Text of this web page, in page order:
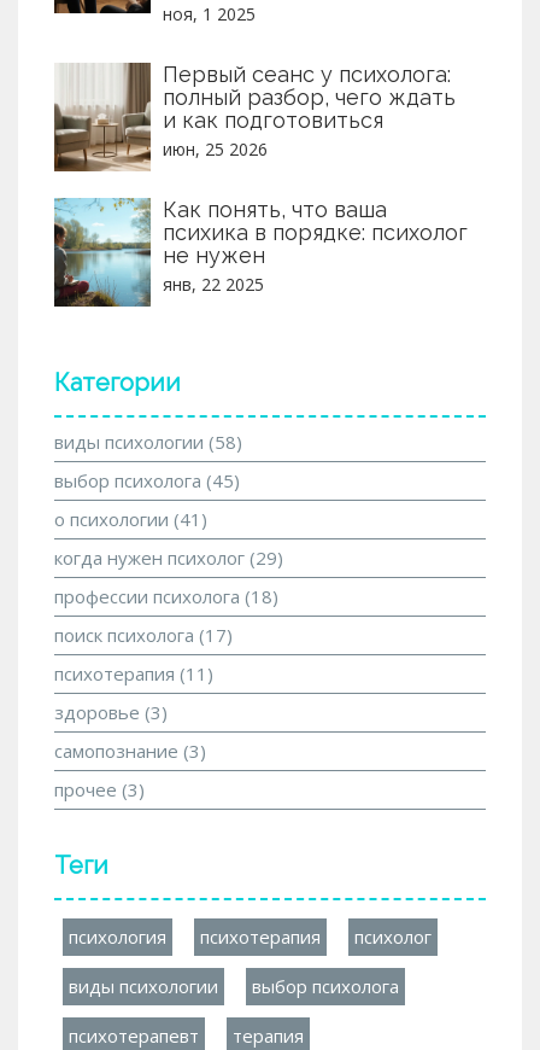
ноя, 1 2025
Первый сеанс у психолога:
полный разбор, чего ждать
и как подготовиться
июн, 25 2026
Как понять, что ваша
психика в порядке: психолог
не нужен
янв, 22 2025
Категории
виды психологии (58)
выбор психолога (45)
о психологии (41)
когда нужен психолог (29)
профессии психолога (18)
поиск психолога (17)
психотерапия (11)
здоровье (3)
самопознание (3)
прочее (3)
Теги
психология психотерапия психолог
виды психологии выбор психолога
психотерапевт терапия